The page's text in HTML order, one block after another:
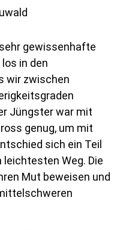
gewissenhafte
in den
wir zwischen
Jüngster war mit
genug, um mit
sich ein Teil
Weg. Die
Mut beweisen und